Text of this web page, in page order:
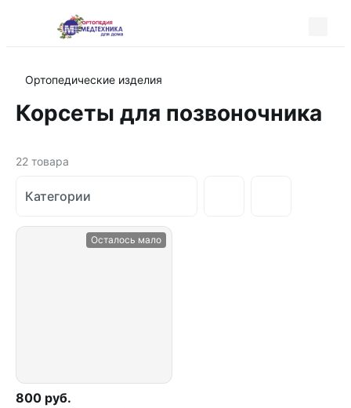
Ортопедические изделия
Корсеты для позвоночника
22 товара
Категории
Осталось мало
800 руб.